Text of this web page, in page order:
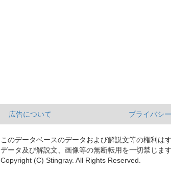
広告について プライバシ
このデータベースのデータおよび解説文等の権利は
データ及び解説文、画像等の無断転用を一切禁じます
Copyright (C) Stingray. All Rights Reserved.